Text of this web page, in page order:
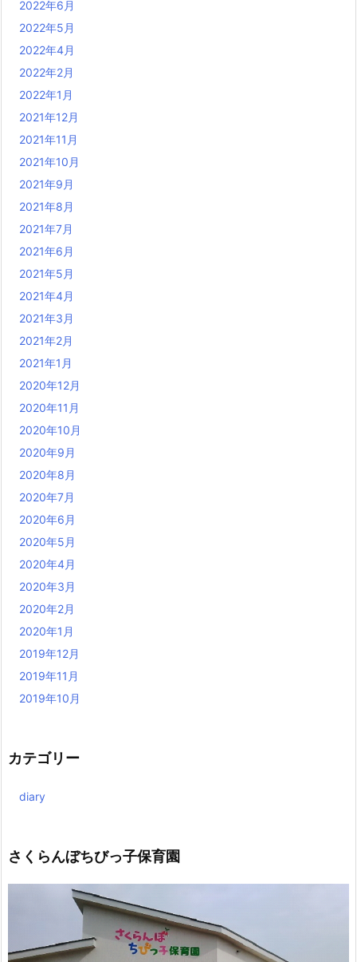
2022年6月
2022年5月
2022年4月
2022年2月
2022年1月
2021年12月
2021年11月
2021年10月
2021年9月
2021年8月
2021年7月
2021年6月
2021年5月
2021年4月
2021年3月
2021年2月
2021年1月
2020年12月
2020年11月
2020年10月
2020年9月
2020年8月
2020年7月
2020年6月
2020年5月
2020年4月
2020年3月
2020年2月
2020年1月
2019年12月
2019年11月
2019年10月
カテゴリー
diary
さくらんぼちびっ子保育園